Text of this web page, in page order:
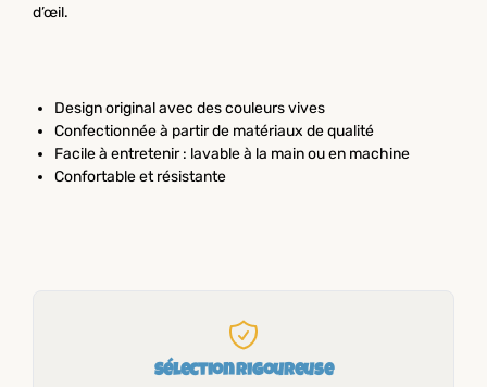
d’œil.
Design original avec des couleurs vives
Confectionnée à partir de matériaux de qualité
Facile à entretenir : lavable à la main ou en machine
Confortable et résistante
Sélection rigoureuse